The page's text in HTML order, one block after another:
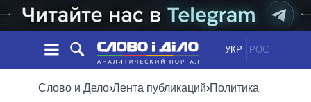
УКР РОС
НОВОСТИ
Слово и Дело›Лента публикаций›Политика